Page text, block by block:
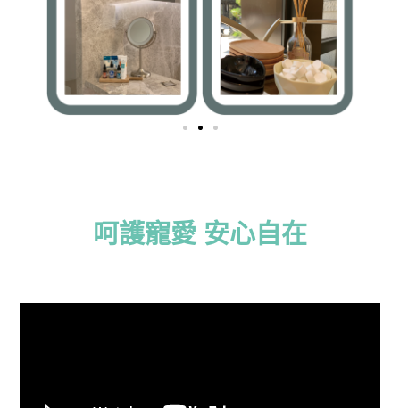
呵護寵愛 安心自在